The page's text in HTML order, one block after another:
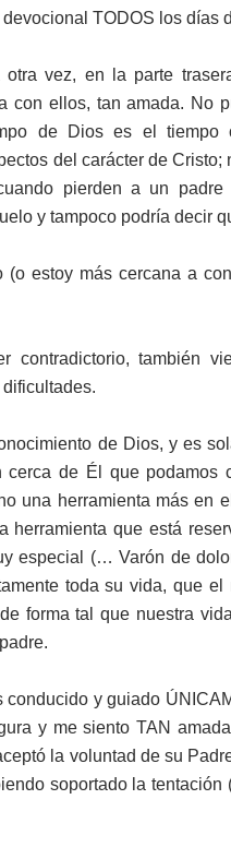
TODOS los días
vez, en la parte
con ellos, tan amada. No
de Dios es el
del carácter de
pierden a un
y tampoco podría decir
(o estoy más cercana a
contradictorio, también
de Dios, y es
de Él que podamos
una herramienta más en
herramienta que está
especial (… Varón de
toda su vida, que
forma tal que nuestra
y guiado
y me siento TAN
la voluntad de su
soportado la